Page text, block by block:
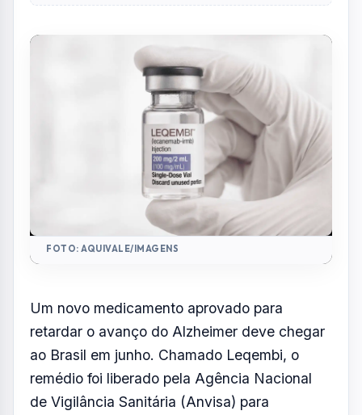
FOTO: AQUIVALE/IMAGENS
Um novo medicamento aprovado para
retardar o avanço do Alzheimer deve chegar
ao Brasil em junho. Chamado Leqembi, o
remédio foi liberado pela Agência Nacional
de Vigilância Sanitária (Anvisa) para